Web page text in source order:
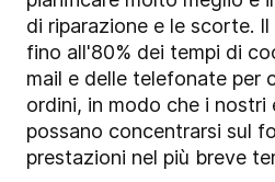
di riparazione e le scorte.
fino all'80% dei tempi di
mail e delle telefonate per
ordini, in modo che i nostri
possano concentrarsi sul
prestazioni nel più breve